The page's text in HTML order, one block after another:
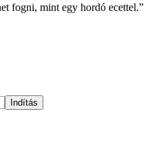
fogni, mint egy hordó ecettel.”
Indítás